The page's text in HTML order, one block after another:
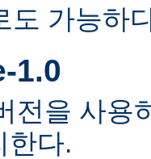
도 가능하
1.0
전을 사용
한다.